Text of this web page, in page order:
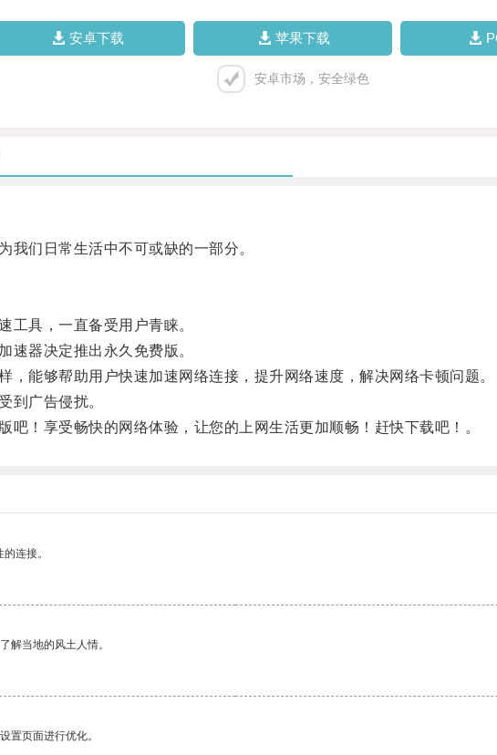
安卓下载 苹果下载
安卓市场，安全绿色
们日常生活中不可或缺的一部分。
具，一直备受用户青睐。
器决定推出永久免费版。
能够帮助用户快速加速网络连接，提升网络速度，解决网络卡顿问题。
广告侵扰。
！享受畅快的网络体验，让您的上网生活更加顺畅！赶快下载吧！。
连接。
解当地的风土人情。
置页面进行优化。